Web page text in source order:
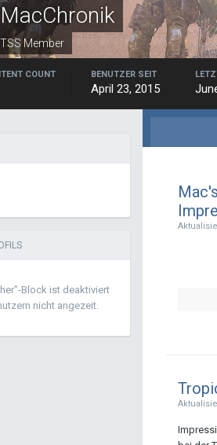
MacChronik
TSS Member
COUNT BENUTZER SEIT
April 23, 2015
Block ist deaktiviert
nicht angezeit.